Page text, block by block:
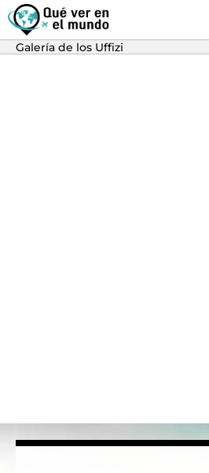
Galería de los Uffizi